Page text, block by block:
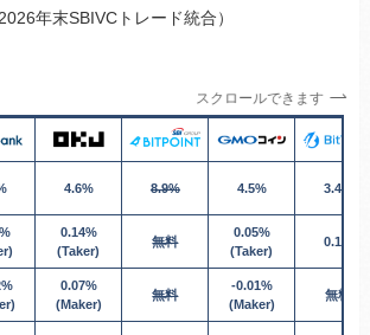
年末SBIVCトレード統合）
スクロールできます
4.6% 8.9% 4.5% 3.4%
0.14%
(Taker)
無料
0.05%
(Taker)
0.1%
0.07%
(Maker)
無料
-0.01%
(Maker)
無料